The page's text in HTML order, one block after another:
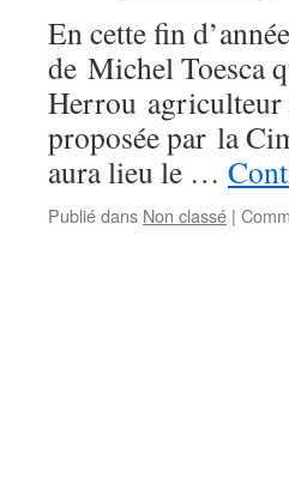
En cette fin
de Michel Toesca
Herrou agriculteur
proposée par la
aura lieu le …
Publié dans Non classé |